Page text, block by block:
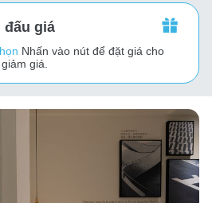
đấu giá
Nhấn vào nút để đặt giá cho
giá.